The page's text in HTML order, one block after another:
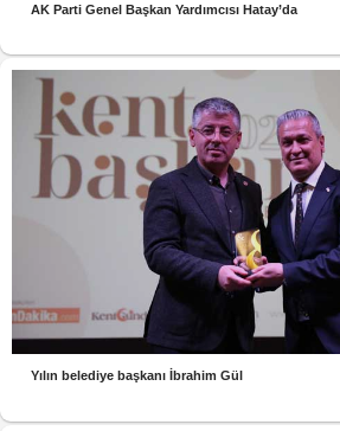
AK Parti Genel Başkan Yardımcısı Hatay’da
Yılın belediye başkanı İbrahim Gül